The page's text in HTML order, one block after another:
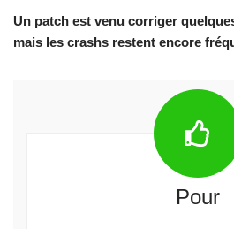
Un patch est venu corriger
mais les crashs restent encore
Pour